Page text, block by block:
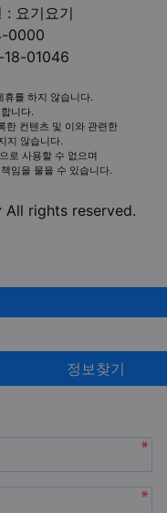
: 요기요기
0000
18-01046
휴를 하지 않습니다.
니다.
한 컨텐츠 및 이와 관련한
지 않습니다.
로 사용할 수 없으며
임을 물을 수 있습니다.
All rights reserved.
정보찾기